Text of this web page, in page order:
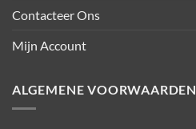
Contacteer Ons
Mijn Account
ALGEMENE VOORWAARDEN